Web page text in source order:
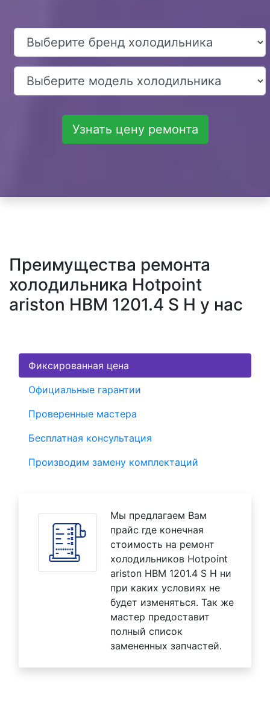
Узнать цену ремонта
Преимущества ремонта
холодильника Hotpoint
ariston HBM 1201.4 S H у нас
Фиксированная цена
Официальные гарантии
Проверенные мастера
Бесплатная консультация
Производим замену комплектаций
Мы предлагаем Вам
прайс где конечная
стоимость на ремонт
холодильников Hotpoint
ariston HBM 1201.4 S H ни
при каких условиях не
будет изменяться. Так же
мастер предоставит
полный список
замененных запчастей.